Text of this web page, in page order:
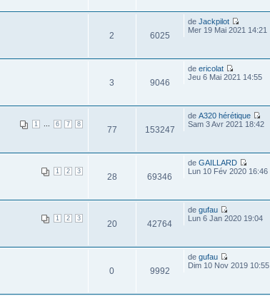
2 6025
de Jackpilot
Mer 19 Mai 2021 14:21
3 9046
de ericolat
Jeu 6 Mai 2021 14:55
1 6 7 8
77 153247
de A320 hérétique
Sam 3 Avr 2021 18:42
1 2 3
28 69346
de GAILLARD
Lun 10 Fév 2020 16:46
1 2 3
20 42764
de gufau
Lun 6 Jan 2020 19:04
0 9992
de gufau
Dim 10 Nov 2019 10:55